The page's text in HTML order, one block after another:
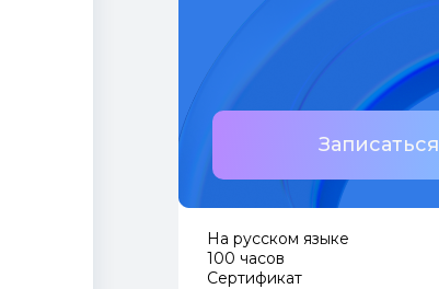
На русском языке
100 часов
Сертификат
Записаться